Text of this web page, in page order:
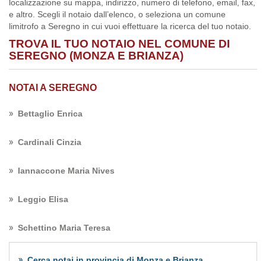
localizzazione su mappa, indirizzo, numero di telefono, email, fax,
e altro. Scegli il notaio dall’elenco, o seleziona un comune
limitrofo a Seregno in cui vuoi effettuare la ricerca del tuo notaio.
TROVA IL TUO NOTAIO NEL COMUNE DI
SEREGNO (MONZA E BRIANZA)
NOTAI A SEREGNO
Bettaglio Enrica
Cardinali Cinzia
Iannaccone Maria Nives
Leggio Elisa
Schettino Maria Teresa